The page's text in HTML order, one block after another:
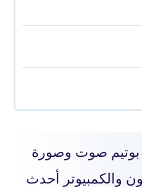
BOTIM بوتيم صوت وصورة
والكمبيوتر أحدث